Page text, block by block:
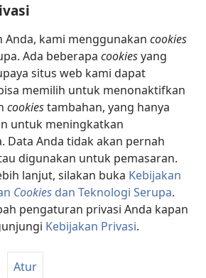
Anda, kami menggunakan cookies
Ada beberapa cookiesyang
situs web kami dapat
memilih untuk menonaktifkan
cookiestambahan, yang hanya
untuk meningkatkan
Data Anda tidak akan pernah
digunakan untuk pemasaran.
lanjut, silakan buka Kebijakan
Cookies dan Teknologi Serupa.
pengaturan privasi Anda kapan
Kebijakan Privasi.
Atur
Menara Pengawal
Tower Bible and Tract Society of Pennsylvania.
KEBIJAKAN PRIVASI| PENGATURAN PRIVASI